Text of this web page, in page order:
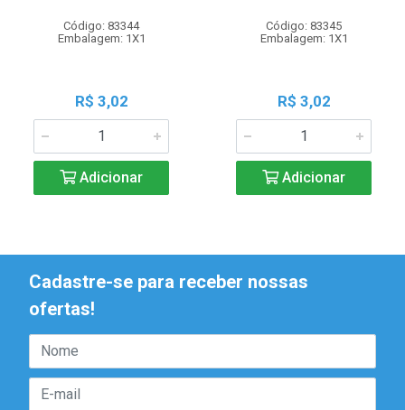
Código: 83344
Embalagem: 1X1
R$ 3,02
Adicionar
Código: 83345
Embalagem: 1X1
R$ 3,02
Adicionar
Cadastre-se para receber nossas
ofertas!